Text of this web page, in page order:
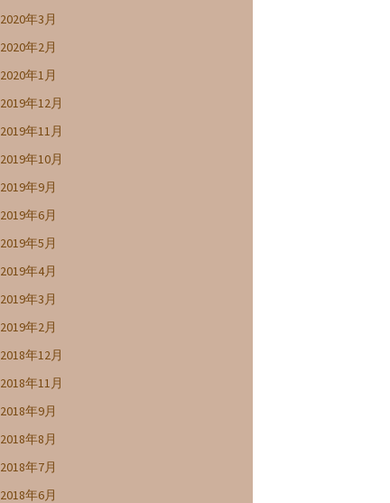
2020年3月
2020年2月
2020年1月
2019年12月
2019年11月
2019年10月
2019年9月
2019年6月
2019年5月
2019年4月
2019年3月
2019年2月
2018年12月
2018年11月
2018年9月
2018年8月
2018年7月
2018年6月